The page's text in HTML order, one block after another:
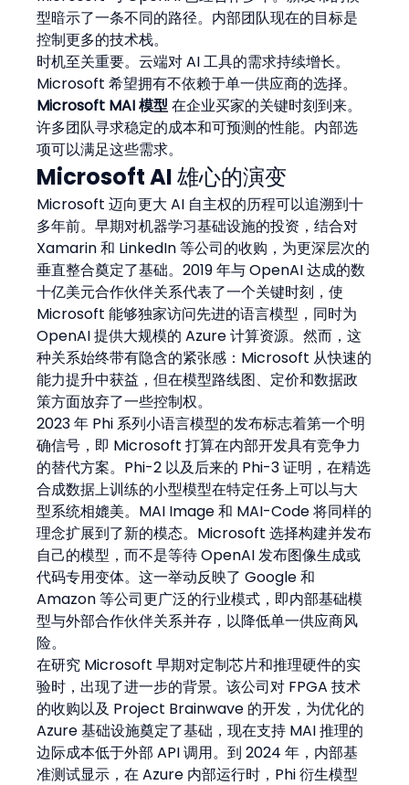
型暗示了一条不同的路径。内部团队现在的目标是
控制更多的技术栈。
时机至关重要。云端对 AI 工具的需求持续增长。
Microsoft 希望拥有不依赖于单一供应商的选择。
Microsoft MAI 模型 在企业买家的关键时刻到来。
许多团队寻求稳定的成本和可预测的性能。内部选
项可以满足这些需求。
Microsoft AI 雄心的演变
Microsoft 迈向更大 AI 自主权的历程可以追溯到十
多年前。早期对机器学习基础设施的投资，结合对
Xamarin 和 LinkedIn 等公司的收购，为更深层次的
垂直整合奠定了基础。2019 年与 OpenAI 达成的数
十亿美元合作伙伴关系代表了一个关键时刻，使
Microsoft 能够独家访问先进的语言模型，同时为
OpenAI 提供大规模的 Azure 计算资源。然而，这
种关系始终带有隐含的紧张感：Microsoft 从快速的
能力提升中获益，但在模型路线图、定价和数据政
策方面放弃了一些控制权。
2023 年 Phi 系列小语言模型的发布标志着第一个明
确信号，即 Microsoft 打算在内部开发具有竞争力
的替代方案。Phi-2 以及后来的 Phi-3 证明，在精选
合成数据上训练的小型模型在特定任务上可以与大
型系统相媲美。MAI Image 和 MAI-Code 将同样的
理念扩展到了新的模态。Microsoft 选择构建并发布
自己的模型，而不是等待 OpenAI 发布图像生成或
代码专用变体。这一举动反映了 Google 和
Amazon 等公司更广泛的行业模式，即内部基础模
型与外部合作伙伴关系并存，以降低单一供应商风
险。
在研究 Microsoft 早期对定制芯片和推理硬件的实
验时，出现了进一步的背景。该公司对 FPGA 技术
的收购以及 Project Brainwave 的开发，为优化的
Azure 基础设施奠定了基础，现在支持 MAI 推理的
边际成本低于外部 API 调用。到 2024 年，内部基
准测试显示，在 Azure 内部运行时，Phi 衍生模型